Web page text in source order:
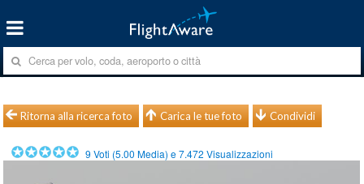
Ritorna alla ricerca foto Carica le tue foto Condividi
9 Voti (5.00 Media) e7.472 Visualizzazioni